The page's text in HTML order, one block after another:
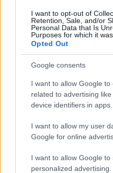
I want to opt-out of
Retention, Sale, and/or
Personal Data that Is
Purposes for which it
Opted Out
Google consents
I want to allow Google to
related to advertising
device identifiers in apps.
I want to allow my user
Google for online
I want to allow Google to
personalized advertising.